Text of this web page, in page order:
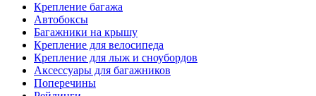
Крепление багажа
Автобоксы
Багажники на крышу
Крепление для велосипеда
Крепление для лыж и сноубордов
Аксессуары для багажников
Поперечины